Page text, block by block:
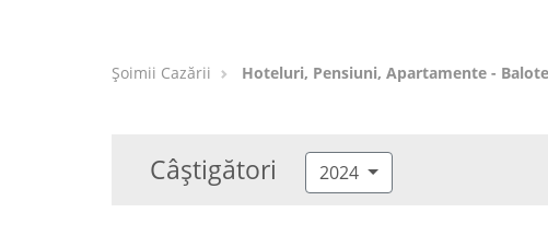
Șoimii Cazării Hoteluri, Pensiuni, Apartamente -
Câștigători 2024